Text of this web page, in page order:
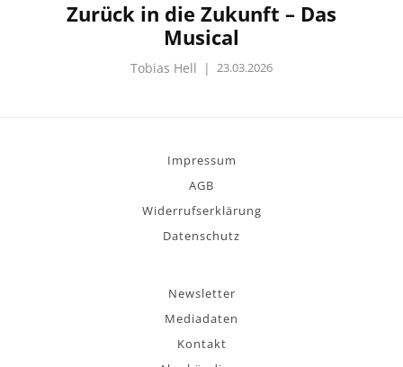
Zurück in die Zukunft – Das
Musical
Tobias Hell | 23.03.2026
Impressum
AGB
Widerrufserklärung
Datenschutz
Newsletter
Mediadaten
Kontakt